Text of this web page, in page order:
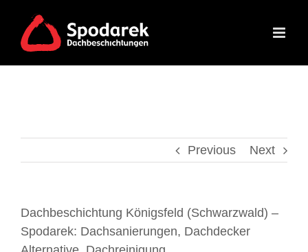
content
Previous Next
Dachbeschichtung Königsfeld (Schwarzwald) –
Spodarek: Dachsanierungen, Dachdecker